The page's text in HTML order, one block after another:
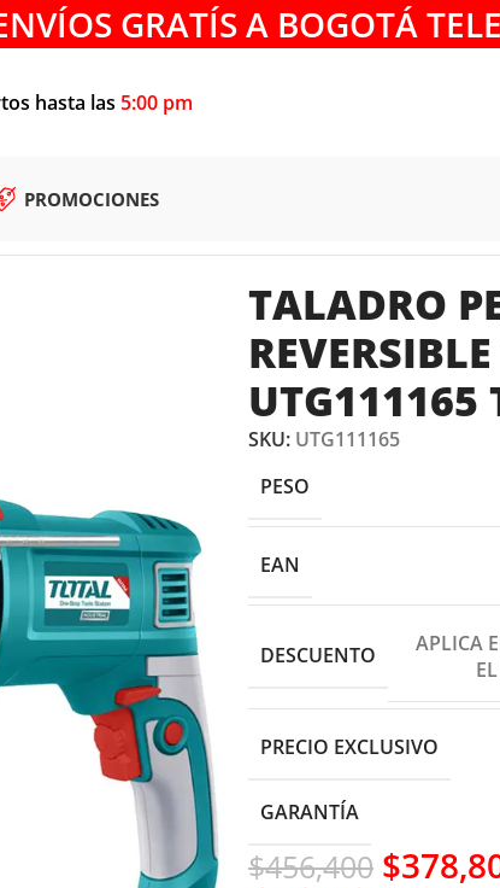
GRATÍS A BOGOTÁ
hasta las 5:00 pm
PROMOCIONES
TALADRO
UTG111165
SKU: UTG111165
PESO
EAN
DESCUENTO
APLICA
PRECIO EXCLUSIVO
GARANTÍA
$456,400 $